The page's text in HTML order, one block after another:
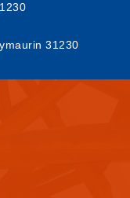
31230